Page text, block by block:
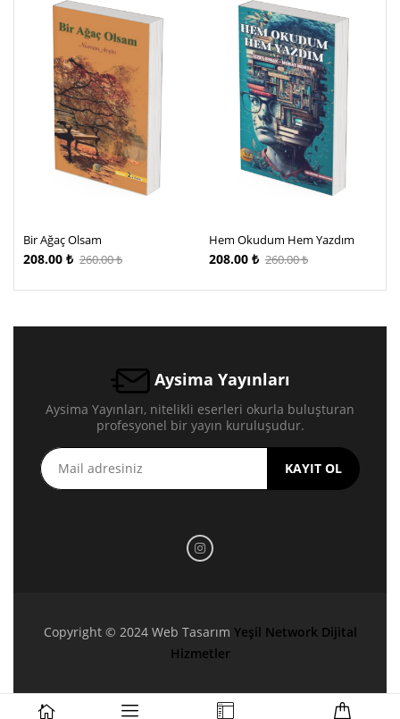
Bir Ağaç Olsam
260.00₺
208.00 ₺
Hem Okudum Hem Yazdım
260.00₺
208.00 ₺
Aysima Yayınları
Aysima Yayınları, nitelikli eserleri okurla buluşturan
profesyonel bir yayın kuruluşudur.
KAYIT OL
Copyright © 2024 Web Tasarım Yeşil Network Dijital
Hizmetler